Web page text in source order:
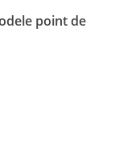
point de